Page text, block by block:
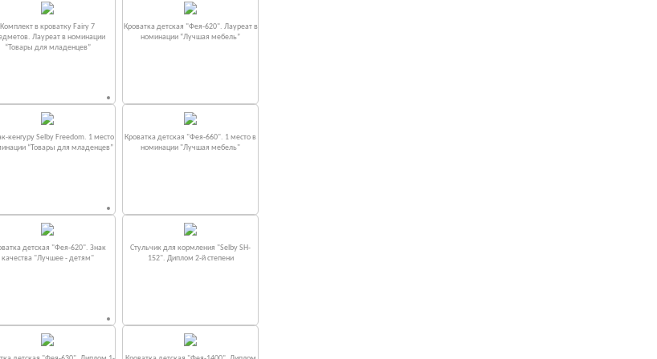
Комплект в кроватку Fаiry 7
Лауреат в номинации
“Товары для младенцев”
Кроватка детская "Фея-620". Лауреат в
номинации “Лучшая мебель”
кенгуру Selby Freedom. 1 место
“Товары для младенцев”
Кроватка детская "Фея-660". 1 место в
номинации "Лучшая мебель"
детская "Фея-620". Знак
качества "Лучшее - детям"
Стульчик для кормления "Selby SH-
152". Диплом 2-й степени